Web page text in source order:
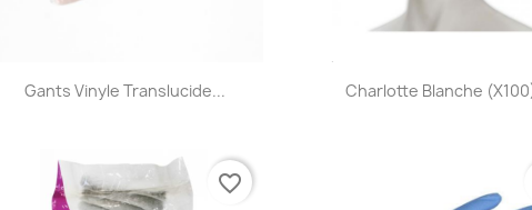
Aperçu rapide
Gants Vinyle Translucide... Aperçu rapide
Charlotte Blanche
favorite_border